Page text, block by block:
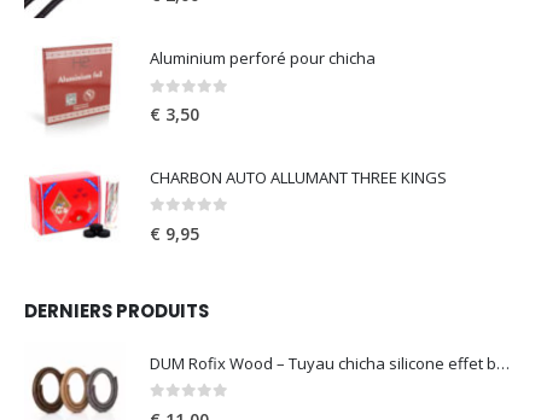
Aluminium perforé pour chicha
€ 3,50
CHARBON AUTO ALLUMANT THREE KINGS
€ 9,95
DERNIERS PRODUITS
DUM Rofix Wood – Tuyau chicha silicone effet bois